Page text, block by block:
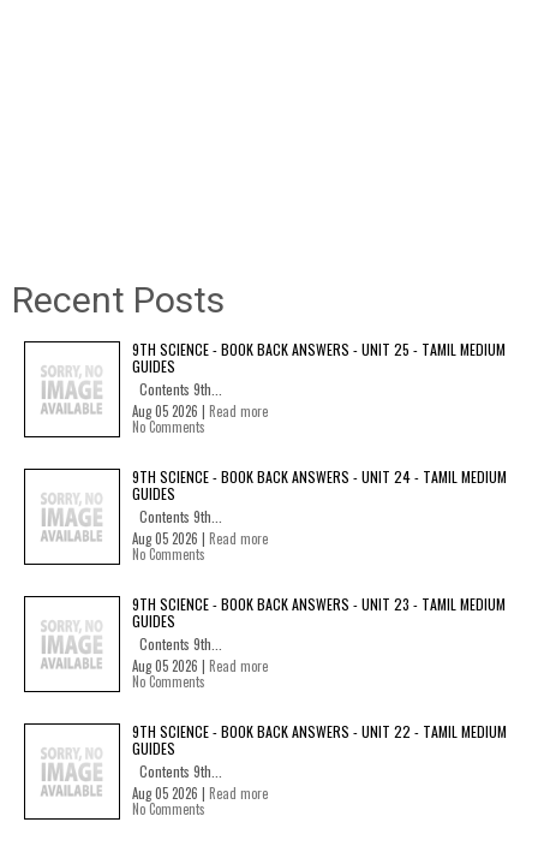
Recent Posts
9TH SCIENCE - BOOK BACK ANSWERS - UNIT 25 - TAMIL MEDIUM
GUIDES
Contents 9th...
Aug 05 2026 | Read more
No Comments
9TH SCIENCE - BOOK BACK ANSWERS - UNIT 24 - TAMIL MEDIUM
GUIDES
Contents 9th...
Aug 05 2026 | Read more
No Comments
9TH SCIENCE - BOOK BACK ANSWERS - UNIT 23 - TAMIL MEDIUM
GUIDES
Contents 9th...
Aug 05 2026 | Read more
No Comments
9TH SCIENCE - BOOK BACK ANSWERS - UNIT 22 - TAMIL MEDIUM
GUIDES
Contents 9th...
Aug 05 2026 | Read more
No Comments